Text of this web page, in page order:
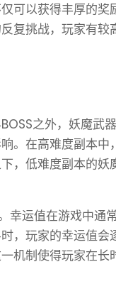
可以获得丰厚的奖
复挑战，玩家有
之外，妖魔武
。在高难度副本中
，低难度副本的妖
幸运值在游戏中通
，玩家的幸运值
机制使得玩家在长